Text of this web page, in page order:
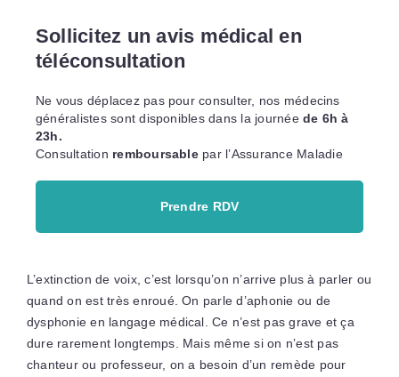
Sollicitez un avis médical en
téléconsultation
Ne vous déplacez pas pour consulter, nos médecins
généralistes sont disponibles dans la journéede 6h à
23h.
Consultation remboursablepar l’Assurance Maladie
Prendre RDV
L’extinction de voix, c’est lorsqu’on n’arrive plus à parler ou
quand on est très enroué. On parle d’aphonie ou de
dysphonie en langage médical. Ce n’est pas grave et ça
dure rarement longtemps. Mais même si on n’est pas
chanteur ou professeur, on a besoin d’un remède pour